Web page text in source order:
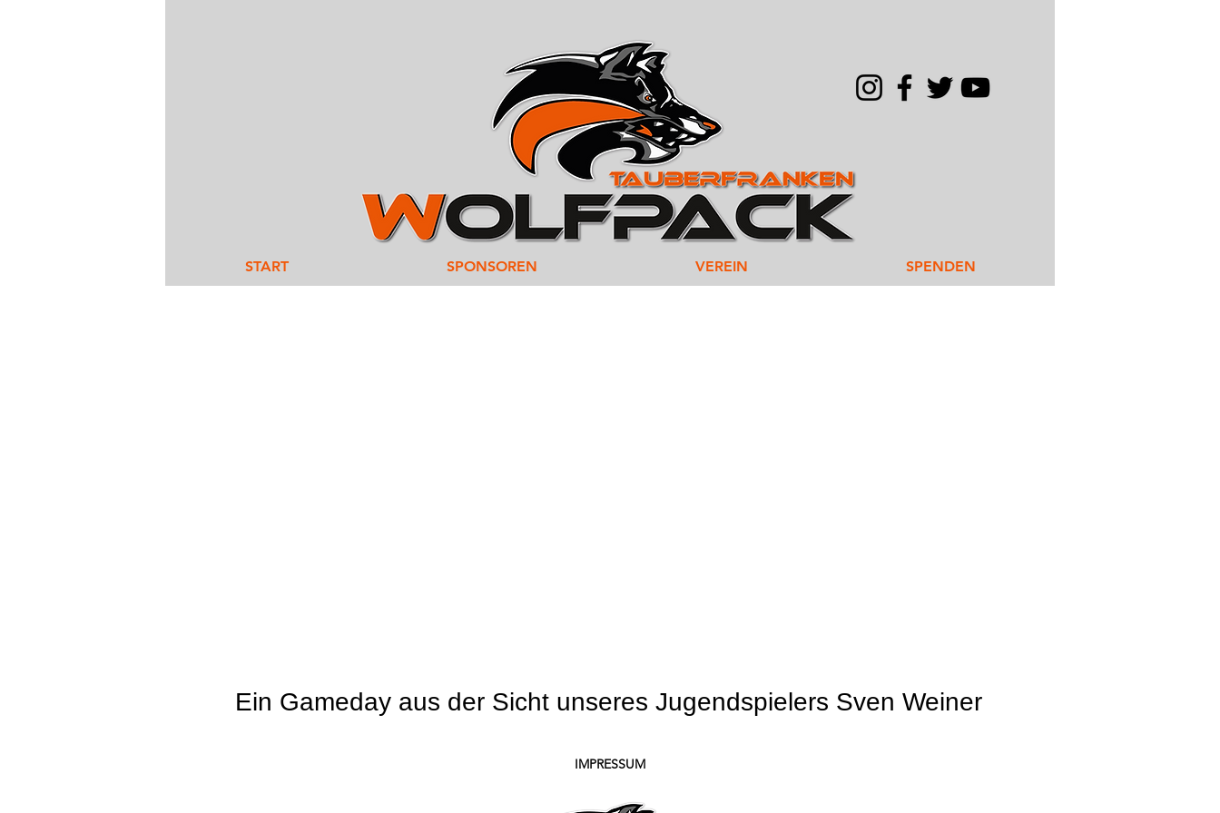
START SPONSOREN VEREIN SPENDEN
Ein Gameday aus der Sicht unseres Jugendspielers Sven Weiner
IMPRESSUM